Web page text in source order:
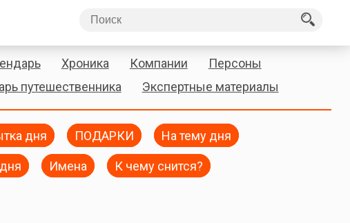
Хроника Компании
Персоны
путешественника Экспертные материалы
дня ПОДАРКИ На тему дня
Имена К чему снится?